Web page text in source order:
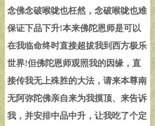
念佛念破喉咙也枉然，念破喉咙也难
保证下品下升!本来佛陀恩师是可以
在我临命终时直接超拔我到西方极乐
世界!但佛陀恩师观照我的因缘，直
接传我无上殊胜的大法，请来本尊南
无阿弥陀佛亲自来为我摸顶、来告诉
我，并安排中品中升，让我吃了个定